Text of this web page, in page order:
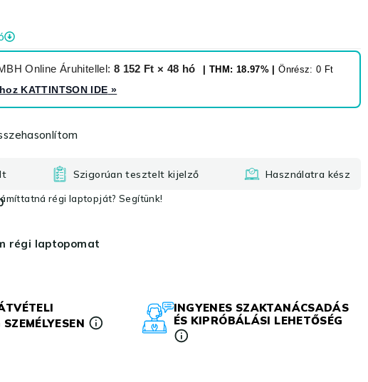
Online Áruhitellel: 8 152 Ft × 48 hó | THM: 18.97% |Önrész: 0 Ft
KATTINTSON IDE »
Szigorúan tesztelt kijelző Használatra kész
régi laptopját? Segítünk!
régi laptopomat
INGYENES SZAKTANÁCSADÁS
ÉS KIPRÓBÁLÁSI LEHETŐSÉG